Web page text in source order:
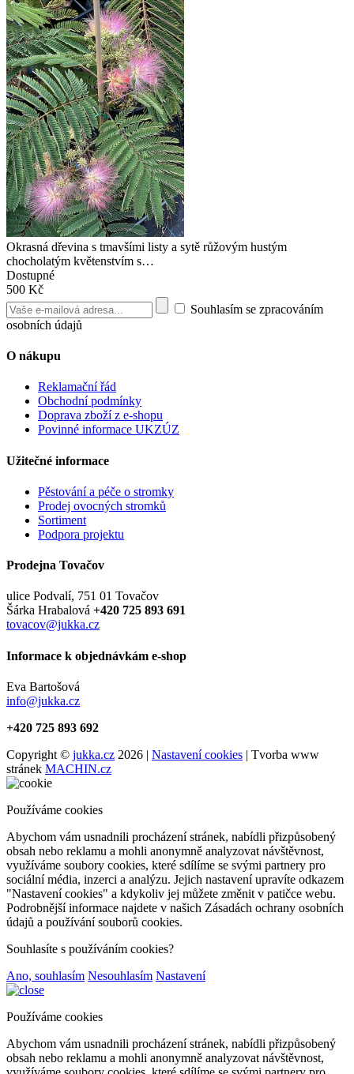
Okrasná dřevina s tmavšími listy a sytě růžovým hustým
chocholatým květenstvím s…
Dostupné
500 Kč
Souhlasím se zpracováním
osobních údajů
O nákupu
Reklamační řád
Obchodní podmínky
Doprava zboží z e-shopu
Povinné informace UKZÚZ
Užitečné informace
Pěstování a péče o stromky
Prodej ovocných stromků
Sortiment
Podpora projektu
Prodejna Tovačov
ulice Podvalí, 751 01 Tovačov
Šárka Hrabalová +420 725 893 691
tovacov@jukka.cz
Informace k objednávkám e-shop
Eva Bartošová
info@jukka.cz
+420 725 893 692
Copyright © jukka.cz 2026 | Nastavení cookies | Tvorba www
stránek MACHIN.cz
Používáme cookies
Abychom vám usnadnili procházení stránek, nabídli přizpůsobený
obsah nebo reklamu a mohli anonymně analyzovat návštěvnost,
využíváme soubory cookies, které sdílíme se svými partnery pro
sociální média, inzerci a analýzu. Jejich nastavení upravíte odkazem
"Nastavení cookies" a kdykoliv jej můžete změnit v patičce webu.
Podrobnější informace najdete v našich Zásadách ochrany osobních
údajů a používání souborů cookies.
Souhlasíte s používáním cookies?
Ano, souhlasím Nesouhlasím Nastavení
Používáme cookies
Abychom vám usnadnili procházení stránek, nabídli přizpůsobený
obsah nebo reklamu a mohli anonymně analyzovat návštěvnost,